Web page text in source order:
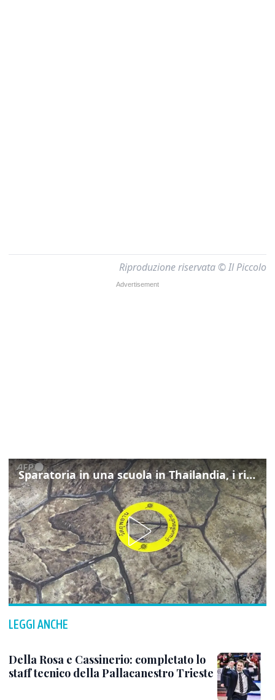
Riproduzione riservata © Il Piccolo
Sparatoria in una scuola in Thailandia, i rilievi della polizia
LEGGI ANCHE
Della Rosa e Cassinerio: completato lo
staff tecnico della Pallacanestro Trieste